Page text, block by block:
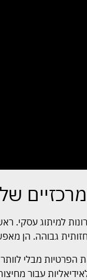
למיתוג עסקי.
גבוהה. הן
הפרטיות מבלי
עבור